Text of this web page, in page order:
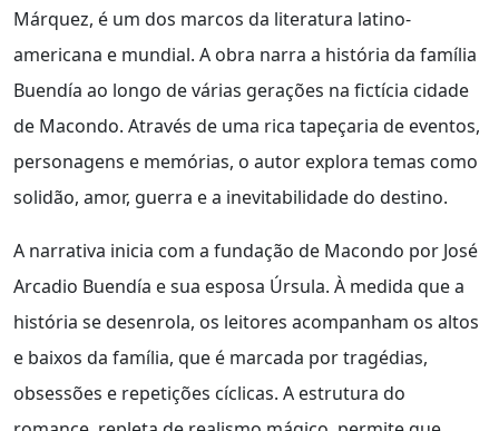
Márquez, é um dos marcos da literatura latino-
americana e mundial. A obra narra a história da família
Buendía ao longo de várias gerações na fictícia cidade
de Macondo. Através de uma rica tapeçaria de eventos,
personagens e memórias, o autor explora temas como
solidão, amor, guerra e a inevitabilidade do destino.
A narrativa inicia com a fundação de Macondo por José
Arcadio Buendía e sua esposa Úrsula. À medida que a
história se desenrola, os leitores acompanham os altos
e baixos da família, que é marcada por tragédias,
obsessões e repetições cíclicas. A estrutura do